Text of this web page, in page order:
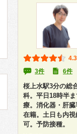
3件
6件
桜上水駅3分の総
科。平日18時半
療。消化器・肝臓
在籍。土日も内視
可。予防接種。